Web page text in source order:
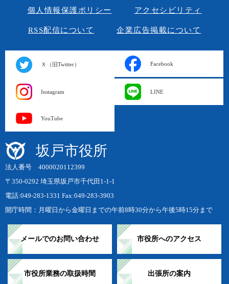
個人情報保護ポリシー アクセシビリティ
RSS配信について 企業広告掲載について
Ｘ（旧Twitter） Facebook
Instagram LINE
YouTube
坂戸市役所
法人番号 4000020112399
〒350-0292 埼玉県坂戸市千代田1-1-1
電話:049-283-1331 Fax:049-283-3903
開庁時間：月曜日から金曜日までの午前8時30分から午後5時15分まで
メールでのお問い合わせ 市役所へのアクセス
市役所業務の取扱時間 出張所の案内